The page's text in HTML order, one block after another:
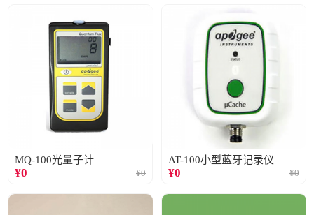
MQ-100光量子计
¥0 ¥0
AT-100小型蓝牙记录仪
¥0 ¥0